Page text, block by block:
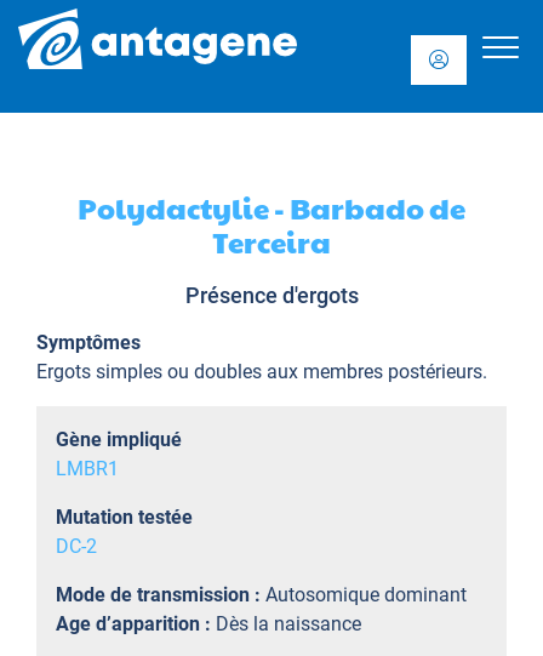
Polydactylie - Barbado de
Terceira
Présence d'ergots
Symptômes
Ergots simples ou doubles aux membres postérieurs.
Gène impliqué
LMBR1
Mutation testée
DC-2
Mode de transmission : Autosomique dominant
Age d’apparition : Dès la naissance